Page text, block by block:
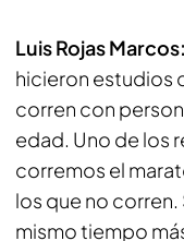
Luis Rojas Marcos:
hicieron estudios
corren con
edad. Uno de los
corremos el
los que no
mismo tiempo